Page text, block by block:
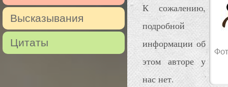
Высказывания
Цитаты
К сожалению,
подробной
информации об
этом авторе у
нас нет.